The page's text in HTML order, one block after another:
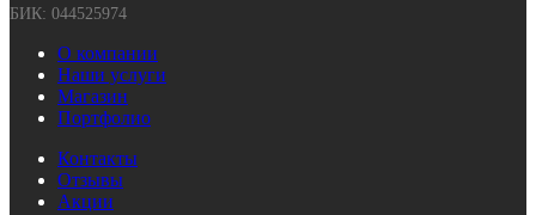
БИК: 044525974
О компании
Наши услуги
Магазин
Портфолио
Контакты
Отзывы
Акции